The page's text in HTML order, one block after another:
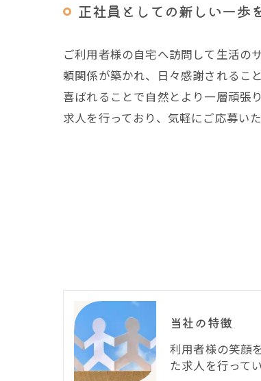
正社員としての新しい一歩
ご利用者様の自宅へ訪問して生活の
頼関係が築かれ、日々感謝されるこ
喜ばれることで自然とより一層頑張
求人を行っており、気軽にご応募いた
当社の特徴
利用者様の笑顔
た求人を行って